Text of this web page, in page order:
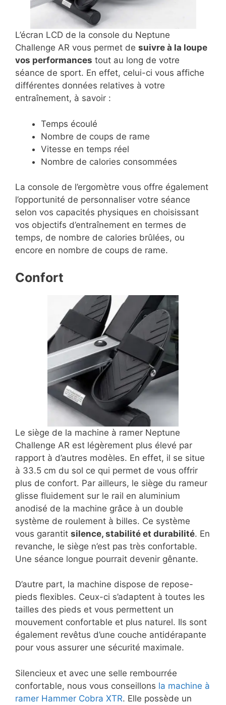
L’écran LCD de la console du Neptune
Challenge AR vous permet de suivre à la loupe
vos performances tout au long de votre
séance de sport. En effet, celui-ci vous affiche
différentes données relatives à votre
entraînement, à savoir :
Temps écoulé
Nombre de coups de rame
Vitesse en temps réel
Nombre de calories consommées
La console de l’ergomètre vous offre également
l’opportunité de personnaliser votre séance
selon vos capacités physiques en choisissant
vos objectifs d’entraînement en termes de
temps, de nombre de calories brûlées, ou
encore en nombre de coups de rame.
Confort
Le siège de la machine à ramer Neptune
Challenge AR est légèrement plus élevé par
rapport à d’autres modèles. En effet, il se situe
à 33.5 cm du sol ce qui permet de vous offrir
plus de confort. Par ailleurs, le siège du rameur
glisse fluidement sur le rail en aluminium
anodisé de la machine grâce à un double
système de roulement à billes. Ce système
vous garantit silence, stabilité et durabilité. En
revanche, le siège n’est pas très confortable.
Une séance longue pourrait devenir gênante.
D’autre part, la machine dispose de repose-
pieds flexibles. Ceux-ci s’adaptent à toutes les
tailles des pieds et vous permettent un
mouvement confortable et plus naturel. Ils sont
également revêtus d’une couche antidérapante
pour vous assurer une sécurité maximale.
Silencieux et avec une selle rembourrée
confortable, nous vous conseillons la machine à
ramer Hammer Cobra XTR. Elle possède un